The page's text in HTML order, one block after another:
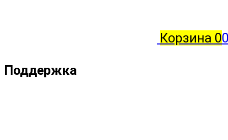
Корзина 0
Поддержка